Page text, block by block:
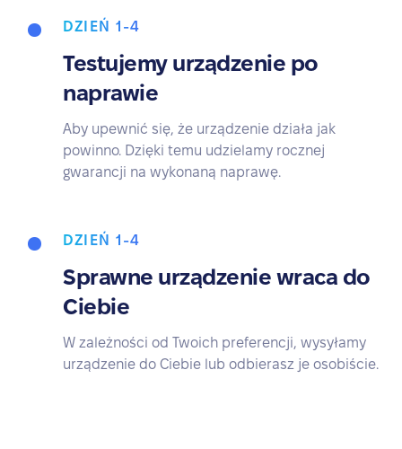
DZIEŃ 1-4
Testujemy urządzenie po
naprawie
Aby upewnić się, że urządzenie działa jak
powinno. Dzięki temu udzielamy rocznej
gwarancji na wykonaną naprawę.
DZIEŃ 1-4
Sprawne urządzenie wraca do
Ciebie
W zależności od Twoich preferencji, wysyłamy
urządzenie do Ciebie lub odbierasz je osobiście.